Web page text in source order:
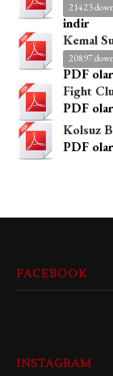
21423
indir
Kemal
20897
PDF
Fight
PDF
Kolsuz
PDF
FACEBOOK
INSTAGRAM